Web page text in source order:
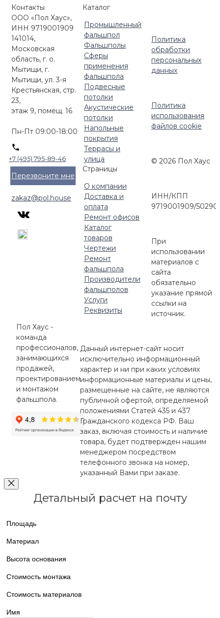
Контакты
ООО «Пол Хаус»,
ИНН 9719001909
141014,
Московская
область, г. о.
Мытищи, г.
Мытищи, ул. 3-я
Крестьянская, стр.
23,
этаж 9, помещ. 16
Пн-Пт 09:00-18:00
+7 (495) 795-89-46
Перезвоните мне
zakaz@pol.house
Каталог
Промышленный
фальшпол
Фальшполы
Сферы
применения
фальшпола
Подвесные
потолки
Акустические
потолки
Напольные
покрытия
Террасы и
улица
Страницы
О компании
Доставка и
оплата
Ремонт офисов
Каталог
товаров
Чертежи
Ремонт
фальшпола
Производители
фальшполов
Услуги
Реквизиты
Пол Хаус -
команда
профессионалов,
занимающихся
продажей,
проектированием
и монтажом
фальшпола.
Политика
обработки
персональных
данных
Политика
использования
файлов cookie
© 2026 Пол Хаус
ИНН/КПП
9719001909/
При
использовании
материалов с
сайта
обязательно
указание прямой
ссылки на
источник.
Данный интернет-сайт носит
исключительно информационный
характер и ни при каких условиях
информационные материалы и цены,
размещенные на сайте, не являются
публичной офертой, определяемой
положениями Статей 435 и 437
Гражданского кодекса РФ. Ваш
заказ, включая стоимость и наличие
товара, будет подтвержден нашим
менеджером посредством
телефонного звонка на номер,
указанный Вами при заказе.
Детальный расчет на почту
Площадь
Материал
Высота основания
Стоимость монтажа
Стоимость материалов
Имя